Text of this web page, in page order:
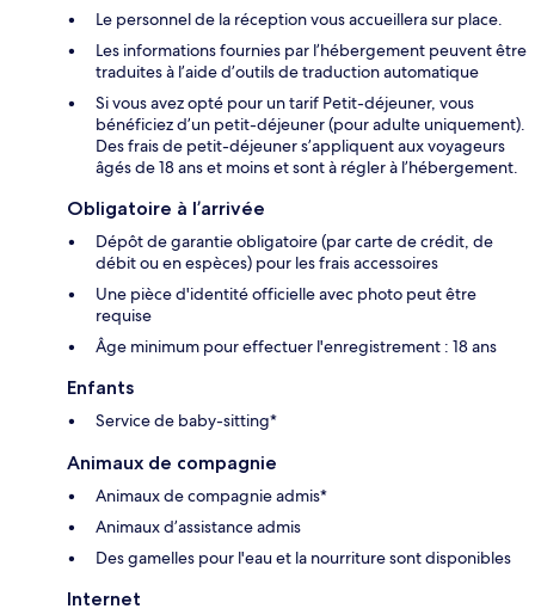
Le personnel de la réception vous accueillera sur place.
Les informations fournies par l’hébergement peuvent être
traduites à l’aide d’outils de traduction automatique
Si vous avez opté pour un tarif Petit-déjeuner, vous
bénéficiez d’un petit-déjeuner (pour adulte uniquement).
Des frais de petit-déjeuner s’appliquent aux voyageurs
âgés de 18 ans et moins et sont à régler à l’hébergement.
Obligatoire à l’arrivée
Dépôt de garantie obligatoire (par carte de crédit, de
débit ou en espèces) pour les frais accessoires
Une pièce d'identité officielle avec photo peut être
requise
Âge minimum pour effectuer l'enregistrement : 18 ans
Enfants
Service de baby-sitting*
Animaux de compagnie
Animaux de compagnie admis*
Animaux d’assistance admis
Des gamelles pour l'eau et la nourriture sont disponibles
Internet